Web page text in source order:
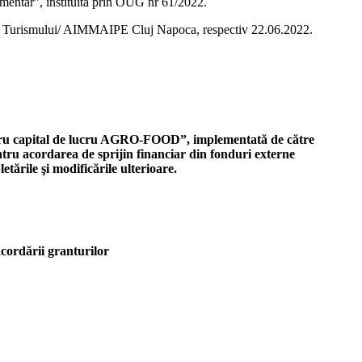
Turismului/ AIMMAIPE Cluj Napoca, respectiv 22.06.2022.
de lucru AGRO-FOOD”, implementată de către
acordarea de sprijin financiar din fonduri externe
şi modificările ulterioare.
granturilor